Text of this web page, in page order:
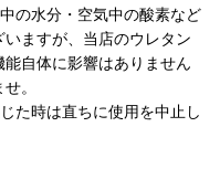
の水分・空気中の酸素など
ますが、当店のウレタン
自体に影響はありません
。
た時は直ちに使用を中止し